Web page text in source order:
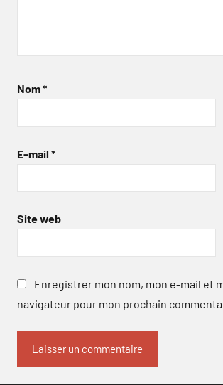
Nom*
E-mail *
Site web
Enregistrer mon nom, mon e-mail et
navigateur pour mon prochain